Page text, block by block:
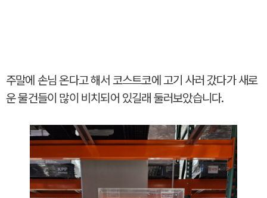
주말에 손님 온다고 해서 코스트코에 고기 사러 갔다가 새로
운 물건들이 많이 비치되어 있길래 둘러보았습니다.